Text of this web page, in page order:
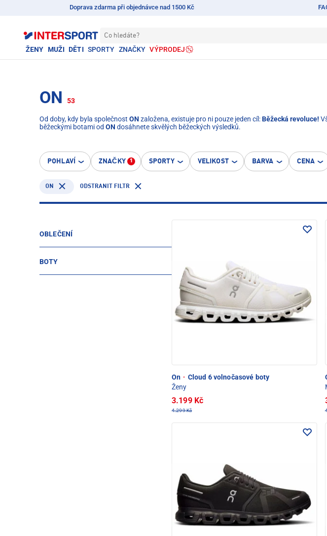
Doprava zdarma při objednávce nad 1500 Kč
Co hledáte?
ŽENY MUŽI DĚTI SPORTY ZNAČKY VÝPRODEJ
ON 53
Od doby, kdy byla společnost ON založena, existuje pro ni pouze jeden cíl:Běžecká revoluce!
běžeckými botami od ON dosáhnete skvělých běžeckých výsledků.
POHLAVÍ ZNAČKY 1 SPORTY VELIKOST BARVA CENA
ON ODSTRANIT FILTR
OBLEČENÍ
BOTY
On · Cloud 6 volnočasové boty
Ženy
3.199 Kč
4.299 Kč